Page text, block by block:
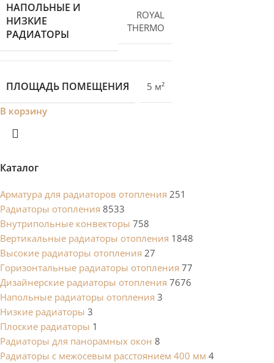
Каталог
Арматура для радиаторов отопления 251
Радиаторы отопления 8533
Внутрипольные конвекторы 758
Вертикальные радиаторы отопления 1848
Высокие радиаторы отопления 27
Горизонтальные радиаторы отопления 77
Дизайнерские радиаторы отопления 7676
Напольные радиаторы отопления 3
Низкие радиаторы 3
Плоские радиаторы 1
Радиаторы для панорамных окон 8
Радиаторы с межосевым расстоянием 400 мм 4
НАПОЛЬНЫЕ И
НИЗКИЕ
РАДИАТОРЫ
ROYAL
THERMO
ПЛОЩАДЬ ПОМЕЩЕНИЯ
5 м²
В корзину